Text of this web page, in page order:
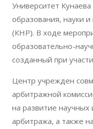
Университет
образования, науки
(КНР). В ходе
образовательно-
созданный при
Центр учрежден
арбитражной
на развитие научных
арбитража, а также